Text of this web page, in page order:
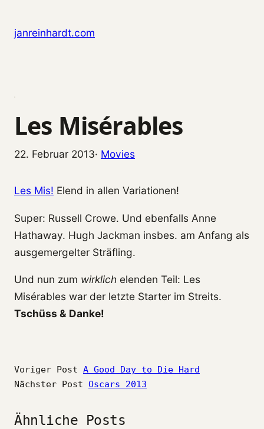
janreinhardt.com
Les Misérables
22. Februar 2013· Movies
Les Mis! Elend in allen Variationen!
Super: Russell Crowe. Und ebenfalls Anne
Hathaway. Hugh Jackman insbes. am Anfang als
ausgemergelter Sträfling.
Und nun zum wirklich elenden Teil: Les
Misérables war der letzte Starter im Streits.
Tschüss & Danke!
Voriger Post A Good Day to Die Hard
Nächster Post Oscars 2013
Ähnliche Posts